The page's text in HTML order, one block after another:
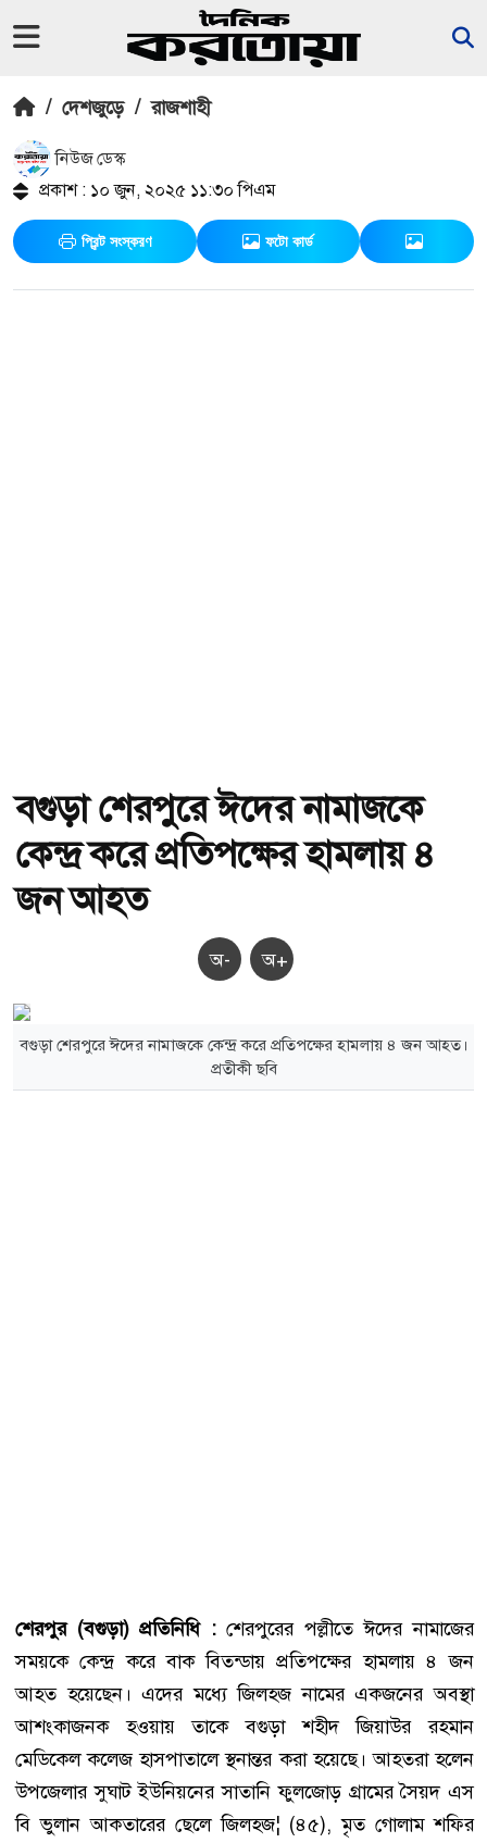
/ দেশজুড়ে / রাজশাহী
নিউজ ডেস্ক
প্রকাশ : ১০ জুন, ২০২৫ ১১:৩০ পিএম
প্রিন্ট সংস্করণ ফটো কার্ড
বগুড়া শেরপুরে ঈদের নামাজকে
কেন্দ্র করে প্রতিপক্ষের হামলায় ৪
জন আহত
অ- অ+
বগুড়া শেরপুরে ঈদের নামাজকে কেন্দ্র করে প্রতিপক্ষের হামলায় ৪ জন আহত।
প্রতীকী ছবি
শেরপুর (বগুড়া) প্রতিনিধি :শেরপুরের পল্লীতে ঈদের নামাজের
সময়কে কেন্দ্র করে বাক বিতন্ডায় প্রতিপক্ষের হামলায় ৪ জন
আহত হয়েছেন। এদের মধ্যে জিলহজ নামের একজনের অবস্থা
আশংকাজনক হওয়ায় তাকে বগুড়া শহীদ জিয়াউর রহমান
মেডিকেল কলেজ হাসপাতালে স্থনান্তর করা হয়েছে। আহতরা হলেন
উপজেলার সুঘাট ইউনিয়নের সাতানি ফুলজোড় গ্রামের সৈয়দ এস
বি ভুলান আকতারের ছেলে জিলহজ¦ (৪৫), মৃত গোলাম শফির